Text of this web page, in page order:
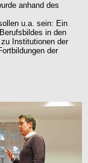
anhand des
u.a. sein: Ein
in den
Institutionen der
der